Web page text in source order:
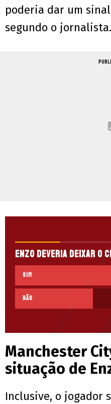
poderia dar um
segundo o jornalista.
Enzo deveria deixar o
Sim
Não
Manchester
situação de
Inclusive, o jogador